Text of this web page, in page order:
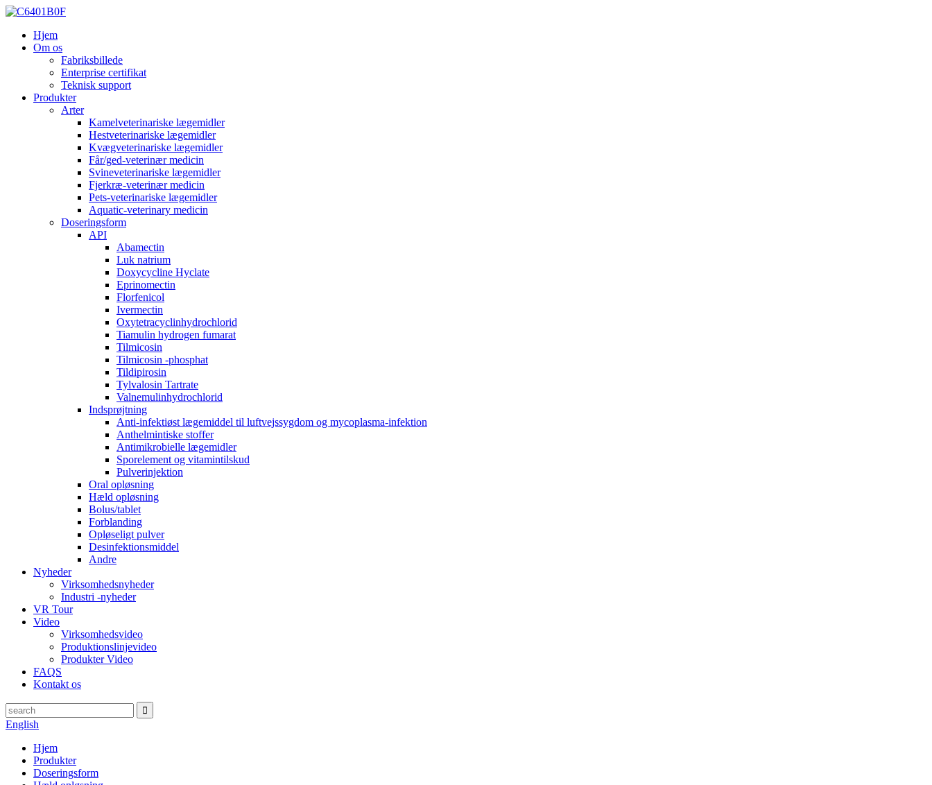
Hjem
Om os
Fabriksbillede
Enterprise certifikat
Teknisk support
Produkter
Arter
Kamelveterinariske lægemidler
Hestveterinariske lægemidler
Kvægveterinariske lægemidler
Får/ged-veterinær medicin
Svineveterinariske lægemidler
Fjerkræ-veterinær medicin
Pets-veterinariske lægemidler
Aquatic-veterinary medicin
Doseringsform
API
Abamectin
Luk natrium
Doxycycline Hyclate
Eprinomectin
Florfenicol
Ivermectin
Oxytetracyclinhydrochlorid
Tiamulin hydrogen fumarat
Tilmicosin
Tilmicosin -phosphat
Tildipirosin
Tylvalosin Tartrate
Valnemulinhydrochlorid
Indsprøjtning
Anti-infektiøst lægemiddel til luftvejssygdom og mycoplasma-infektion
Anthelmintiske stoffer
Antimikrobielle lægemidler
Sporelement og vitamintilskud
Pulverinjektion
Oral opløsning
Hæld opløsning
Bolus/tablet
Forblanding
Opløseligt pulver
Desinfektionsmiddel
Andre
Nyheder
Virksomhedsnyheder
Industri -nyheder
VR Tour
Video
Virksomhedsvideo
Produktionslinjevideo
Produkter Video
FAQS
Kontakt os
English
Hjem
Produkter
Doseringsform